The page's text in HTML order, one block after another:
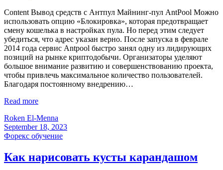
Content Вывод средств с Антпул Майнинг-пул AntPool Можно
использовать опцию «Блокировка», которая предотвращает
смену кошелька в настройках пула. Но перед этим следует
убедиться, что адрес указан верно. После запуска в феврале
2014 года сервис Antpool быстро занял одну из лидирующих
позиций на рынке криптодобычи. Организаторы уделяют
большое внимание развитию и совершенствованию проекта,
чтобы привлечь максимальное количество пользователей.
Благодаря постоянному внедрению…
Read more
Roken El-Menna
September 18, 2023
Форекс обучение
Как нарисовать кусты карандашом